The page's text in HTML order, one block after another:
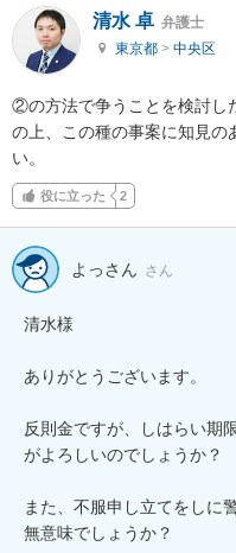
清水 卓 弁護士
東京都 > 中央区
②の方法で争うことを検討し
の上、この種の事案に知見の
い。
役に立った 2
よっさん さん
清水様
ありがとうございます。
反則金ですが、しはらい期
がよろしいのでしょうか？
また、不服申し立てをしに
無意味でしょうか？